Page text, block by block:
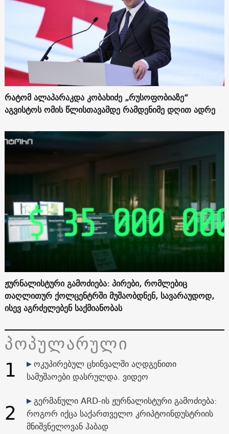
რატომ ალაპარაკდა კობახიძე „რუსოფობიაზე“
აგვისტოს ომის წლისთავამდე რამდენიმე დღით ადრე
ჟურნალისტური გამოძიება: პირები, რომლებიც
თაღლითურ ქოლცენტრში მუშაობდნენ, სავარაუდოდ,
ისევ აგრძელებენ საქმიანობას
პოპულარული
1
ოკუპირებულ ცხინვალში აღდგენითი
სამუშაოები დასრულდა. ვიდეო
2
გერმანული ARD-ის ჟურნალისტური გამოძიება:
როგორ იქცა საქართველო კრიპტოინდუსტრიის
მნიშვნელოვან ჰაბად